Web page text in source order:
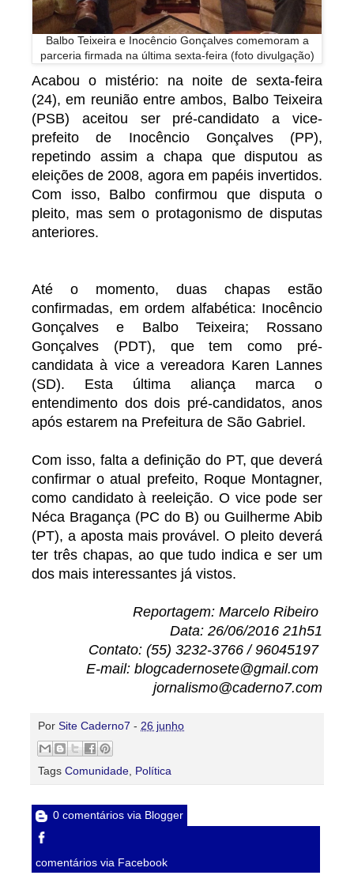
Balbo Teixeira e Inocêncio Gonçalves comemoram a
parceria firmada na última sexta-feira (foto divulgação)
Acabou o mistério: na noite de sexta-feira
(24), em reunião entre ambos, Balbo Teixeira
(PSB) aceitou ser pré-candidato a vice-
prefeito de Inocêncio Gonçalves (PP),
repetindo assim a chapa que disputou as
eleições de 2008, agora em papéis invertidos.
Com isso, Balbo confirmou que disputa o
pleito, mas sem o protagonismo de disputas
anteriores.
Até o momento, duas chapas estão
confirmadas, em ordem alfabética: Inocêncio
Gonçalves e Balbo Teixeira; Rossano
Gonçalves (PDT), que tem como pré-
candidata à vice a vereadora Karen Lannes
(SD). Esta última aliança marca o
entendimento dos dois pré-candidatos, anos
após estarem na Prefeitura de São Gabriel.
Com isso, falta a definição do PT, que deverá
confirmar o atual prefeito, Roque Montagner,
como candidato à reeleição. O vice pode ser
Néca Bragança (PC do B) ou Guilherme Abib
(PT), a aposta mais provável. O pleito deverá
ter três chapas, ao que tudo indica e ser um
dos mais interessantes já vistos.
Reportagem: Marcelo Ribeiro
Data: 26/06/2016 21h51
Contato: (55) 3232-3766 / 96045197
E-mail: blogcadernosete@gmail.com
jornalismo@caderno7.com
Por Site Caderno7 - 26 junho
Tags Comunidade, Política
0 comentários via Blogger
comentários via Facebook